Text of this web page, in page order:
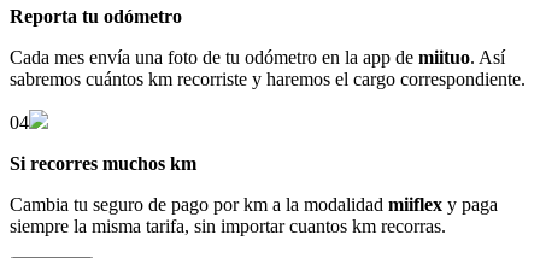
Reporta tu odómetro
Cada mes envía una foto de tu odómetro en la app de miituo. Así
sabremos cuántos km recorriste y haremos el cargo correspondiente.
04
Si recorres muchos km
Cambia tu seguro de pago por km a la modalidad miiflex y paga
siempre la misma tarifa, sin importar cuantos km recorras.